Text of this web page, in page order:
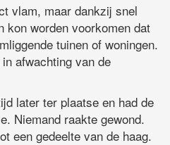
vlam, maar dankzij snel
kon worden voorkomen dat
tuinen of woningen.
afwachting van de
later ter plaatse en had de
Niemand raakte gewond.
een gedeelte van de haag.